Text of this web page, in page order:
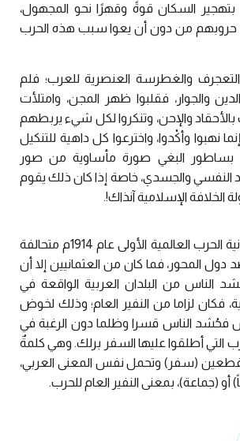
بتهجير السكان قوةً وقهرًا نحو المجهول،
حروبهم من دون أن يعوا سبب هذه الحرب
والغطرسة العنصرية للعرب؛ فلم
والجوار، فقلبوا ظهر المجن، وامتلأت
والإحن، وتنكروا لكل شيء يربطهم
نهبوا وأكْدوا، واخترعوا كل داهية للتنكيل
بساطور البغي صورة مأساوية من صور
النفسي والجسدي، خاصة إذا كان ذلك يقوم
الخلافة الإسلامية آنذاك!.
دخلت الدولة العثمانية الحرب العالمية الأولى عام 1914م متحالفة
المحور، فما كان من العثمانيين إلا أن
الناس من البلدان العربية الواقعة في
فكان لزاما من النفير العام؛ وذلك لخوض
فحُشد الناس قسرا وظلما دون الرغبة في
التي أطلقوا عليها السفر برلك. وهي كلمةٌ
(سفر) وتحمل نفس المعنى العربي،
(جماعة)، بمعنى النفير العام للحرب.